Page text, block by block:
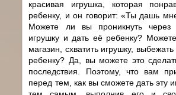
красивая игрушка, которая
ребенку, и он говорит: «Ты дашь
Можете ли вы проникнуть через
игрушку и дать её ребенку?
магазин, схватить игрушку,
ребенку? Да, вы можете это
последствия. Поэтому, что вам
перед тем, как вы сможете дать эту